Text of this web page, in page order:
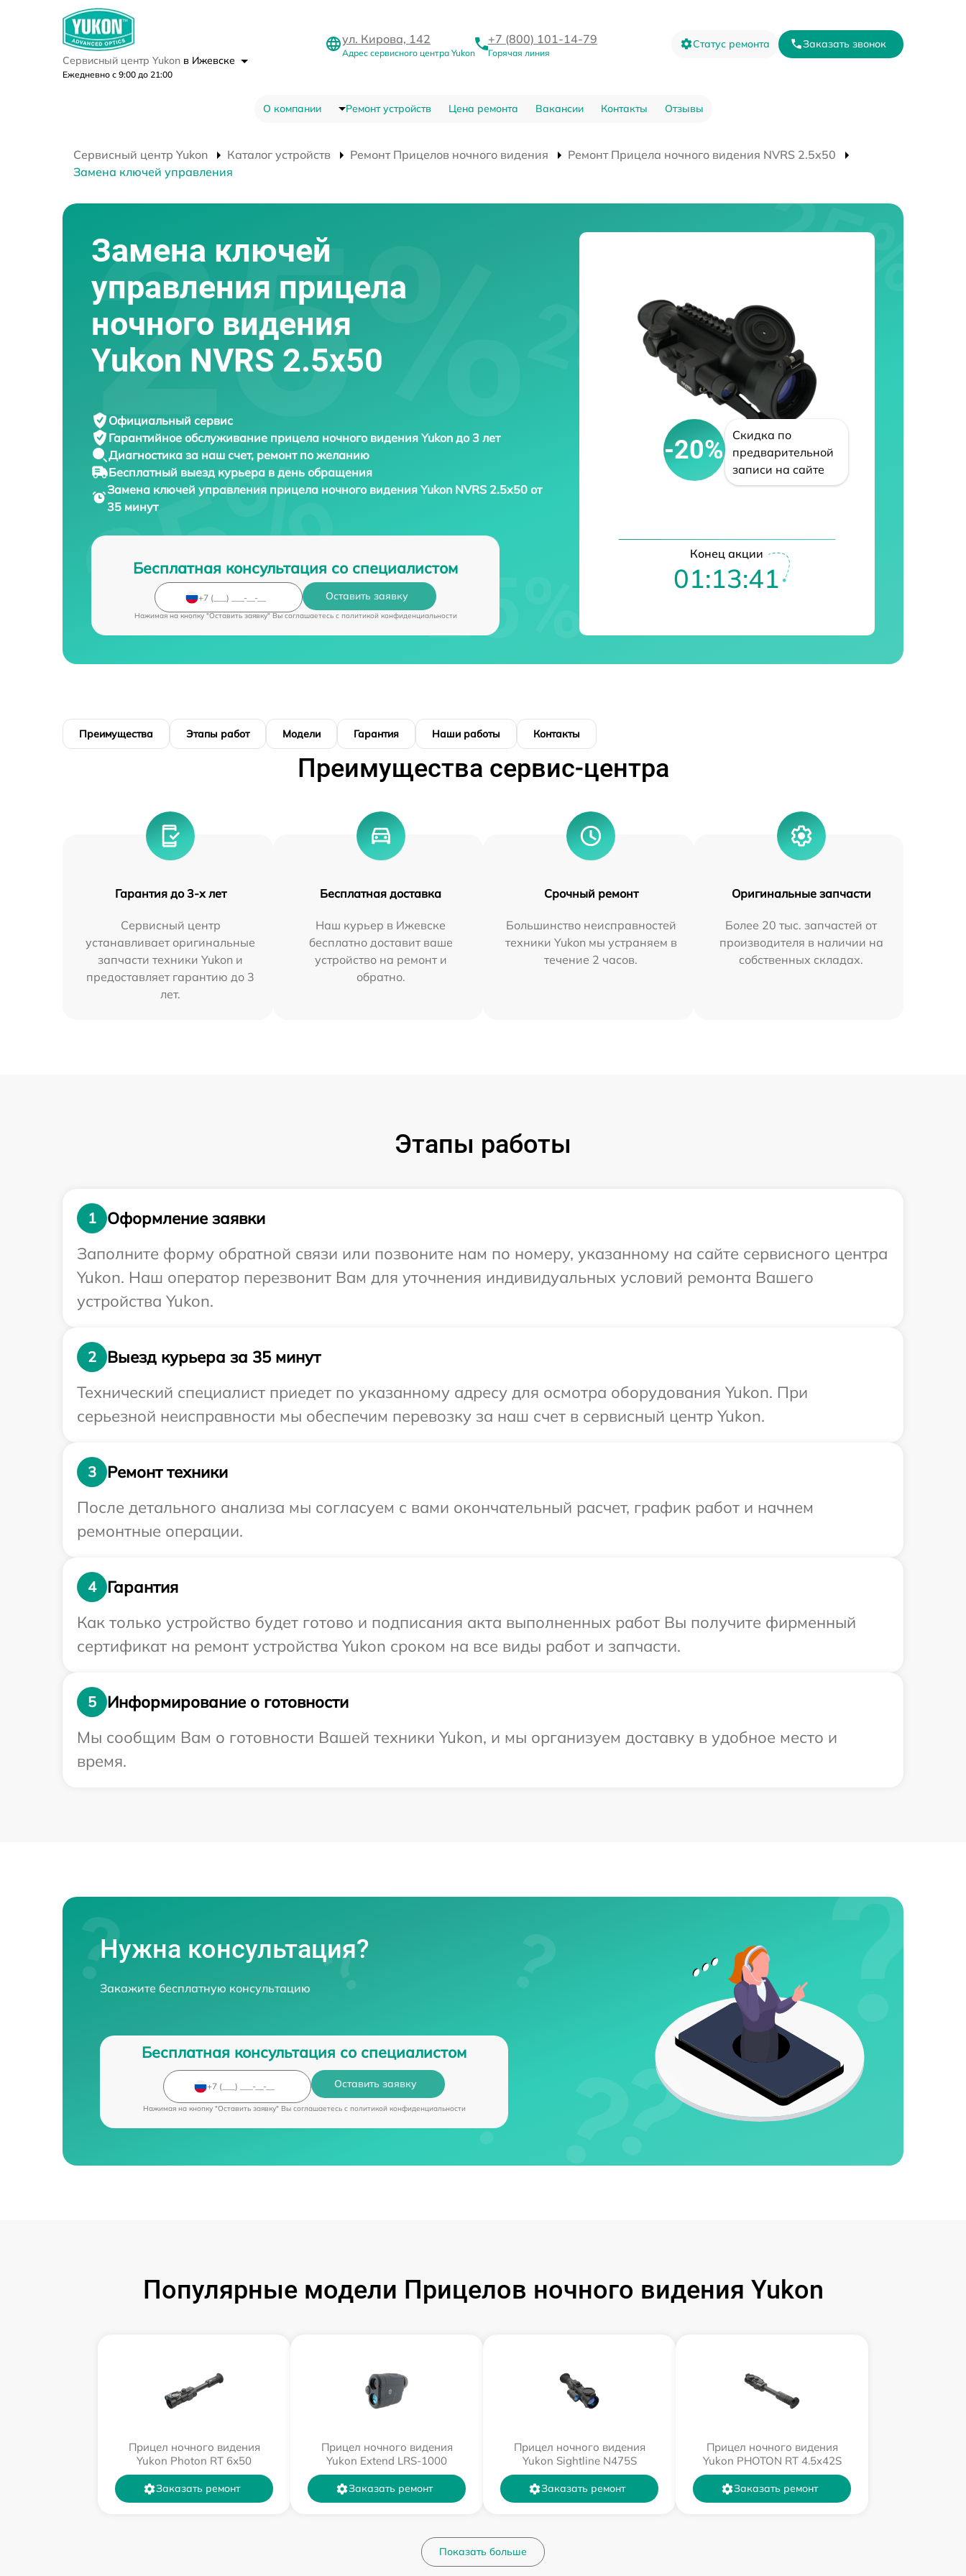
Сервисный центр Yukon в Ижевске
Ежедневно с 9:00 до 21:00
ул. Кирова, 142
Адрес сервисного центра Yukon
+7 (800) 101-14-79
Горячая линия
Статус ремонта Заказать звонок
О компании Ремонт устройств Цена ремонта Вакансии Контакты Отзывы
Сервисный центр Yukon Каталог устройств Ремонт Прицелов ночного видения
Ремонт Прицела ночного видения NVRS 2.5x50
Замена ключей управления
Замена ключей
управления прицела
ночного видения
Yukon NVRS 2.5x50
Официальный сервис
Гарантийное обслуживание прицела ночного видения Yukon до 3 лет
Диагностика за наш счет, ремонт по желанию
Бесплатный выезд курьера в день обращения
Замена ключей управления прицела ночного виденияYukon NVRS 2.5x50 от
35 минут
Бесплатная консультация со специалистом
Оставить заявку
Нажимая на кнопку "Оставить заявку" Вы соглашаетесь c политикой конфиденциальности
-20%
Скидка по
предварительной
записи на сайте
Конец акции
01:13:40
Преимущества Этапы работ Модели Гарантия Наши работы Контакты
Преимущества сервис-центра
Гарантия до 3-х лет
Сервисный центр
устанавливает оригинальные
запчасти техники Yukon и
предоставляет гарантию до 3
лет.
Бесплатная доставка
Наш курьер в Ижевске
бесплатно доставит ваше
устройство на ремонт и
обратно.
Срочный ремонт
Большинство неисправностей
техники Yukon мы устраняем в
течение 2 часов.
Оригинальные запчасти
Более 20 тыс. запчастей от
производителя в наличии на
собственных складах.
Этапы работы
1
Оформление заявки
Заполните форму обратной связи или позвоните нам по номеру, указанному на сайте сервисного центра
Yukon. Наш оператор перезвонит Вам для уточнения индивидуальных условий ремонта Вашего
устройства Yukon.
2
Выезд курьера за 35 минут
Технический специалист приедет по указанному адресу для осмотра оборудования Yukon. При
серьезной неисправности мы обеспечим перевозку за наш счет в сервисный центр Yukon.
3
Ремонт техники
После детального анализа мы согласуем с вами окончательный расчет, график работ и начнем
ремонтные операции.
4
Гарантия
Как только устройство будет готово и подписания акта выполненных работ Вы получите фирменный
сертификат на ремонт устройства Yukon сроком на все виды работ и запчасти.
5
Информирование о готовности
Мы сообщим Вам о готовности Вашей техники Yukon, и мы организуем доставку в удобное место и
время.
Нужна консультация?
Закажите бесплатную консультацию
Бесплатная консультация со специалистом
Оставить заявку
Нажимая на кнопку "Оставить заявку" Вы соглашаетесь c политикой конфиденциальности
Популярные модели Прицелов ночного видения Yukon
Прицел ночного видения
Yukon Photon RT 6х50
Заказать ремонт
Прицел ночного видения
Yukon Extend LRS-1000
Заказать ремонт
Прицел ночного видения
Yukon Sightline N475S
Заказать ремонт
Прицел ночного видения
Yukon PHOTON RT 4.5x42S
Заказать ремонт
Показать больше